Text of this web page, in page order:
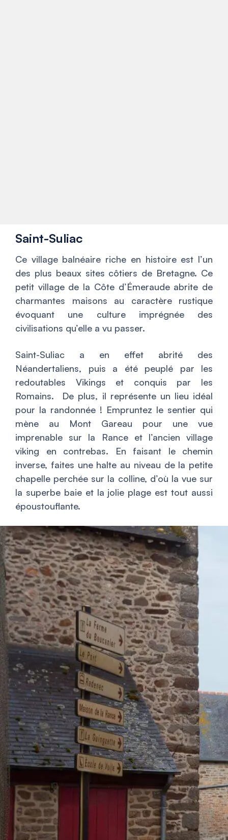
Saint-Suliac
Ce village balnéaire riche en histoire est l’un
des plus beaux sites côtiers de Bretagne. Ce
petit village de la Côte d’Émeraude abrite de
charmantes maisons au caractère rustique
évoquant une culture imprégnée des
civilisations qu’elle a vu passer.
Saint-Suliac a en effet abrité des
Néandertaliens, puis a été peuplé par les
redoutables Vikings et conquis par les
Romains. De plus, il représente un lieu idéal
pour la randonnée ! Empruntez le sentier qui
mène au Mont Gareau pour une vue
imprenable sur la Rance et l’ancien village
viking en contrebas. En faisant le chemin
inverse, faites une halte au niveau de la petite
chapelle perchée sur la colline, d’où la vue sur
la superbe baie et la jolie plage est tout aussi
époustouflante.